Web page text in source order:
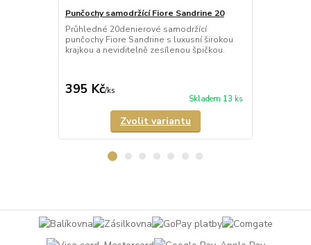
Punčochy samodržící Fiore Sandrine 20
Průhledné 20denierové samodržící
punčochy Fiore Sandrine s luxusní širokou
krajkou a neviditelně zesílenou špičkou.
395 Kč/ks
Skladem 13 ks
Zvolit variantu